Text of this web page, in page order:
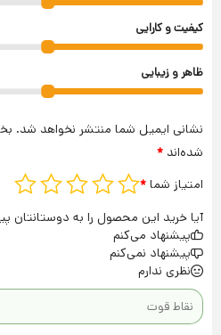
کیفیت و کارایی
ظاهر و زیبایی
نشانی ایمیل شما منتشر نخواهد شد.
شده‌اند *
امتیاز شما *
آیا خرید این محصول را به دوستانتان
پیشنهاد می‌کنم
پیشنهاد نمی‌کنم
نظری ندارم